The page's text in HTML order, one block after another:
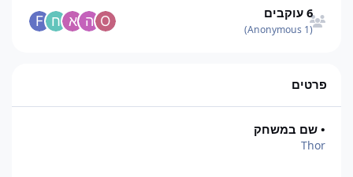
6 עוקבים
(1 Anonymous)
פרטים
• שם במשחק
Thor